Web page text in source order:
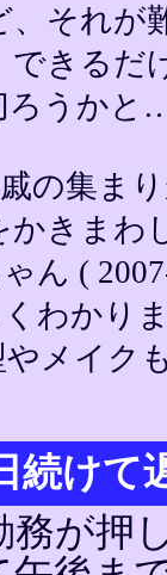
、それが
できるだ
うかと
の集ま
かきまわ
ん (
わかり
やメイク
続けて
務が押